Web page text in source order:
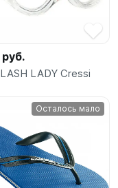
LADY Cressi
Осталось мало